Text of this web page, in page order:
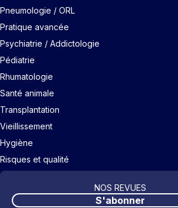
Pneumologie / ORL
Pratique avancée
Psychiatrie / Addictologie
Pédiatrie
Rhumatologie
Santé animale
Transplantation
Vieillissement
Hygiène
Risques et qualité
NOS REVUES
S'abonner